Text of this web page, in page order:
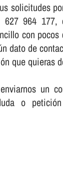
solicitudes
627 964
con pocos
dato de
que quieras
un
o